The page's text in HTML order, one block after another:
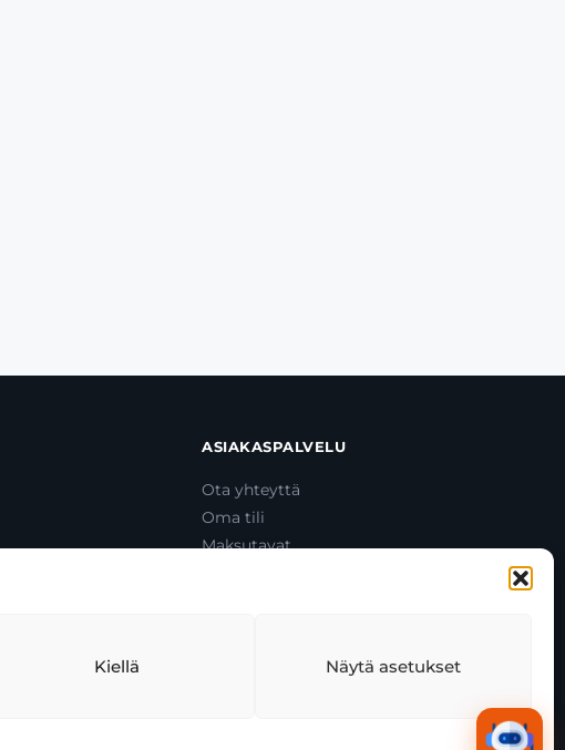
Kiellä Näytä asetukset
ASIAKASPALVELU
Ota yhteyttä
Oma tili
Maksutavat
asiakaspalvelu@toolcat.fi